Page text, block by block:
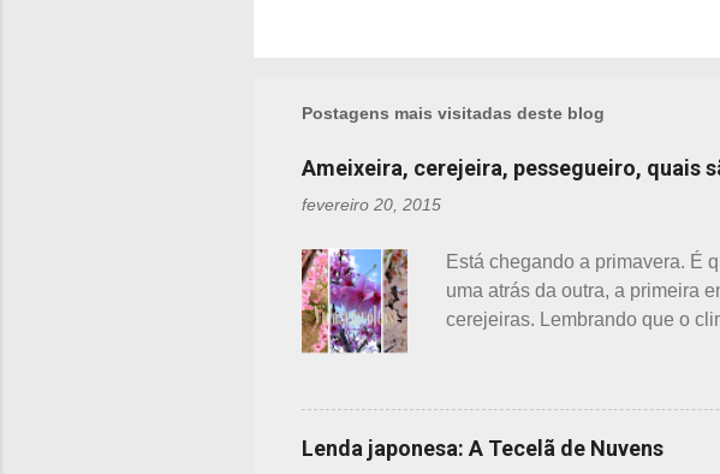
e
t
á
r
i
o
s
Postagens mais visitadas deste blog
Ameixeira, cerejeira, pessegueiro, quais
fevereiro 20, 2015
Está chegando a primavera. É
uma atrás da outra, a primeira
cerejeiras. Lembrando que o
cores e algumas
Ameixeira - Ume 梅 A primeira
da ameixeira. O período de
Lenda japonesa: A Tecelã de Nuvens